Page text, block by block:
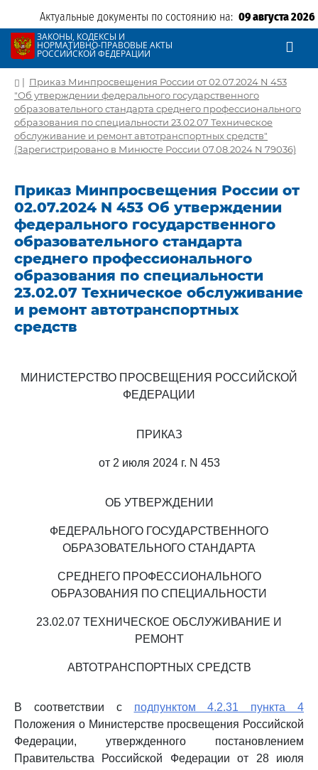
Актуальные документы по состоянию на: 09 августа 2026
ЗАКОНЫ, КОДЕКСЫ И
НОРМАТИВНО-ПРАВОВЫЕ АКТЫ
РОССИЙСКОЙ ФЕДЕРАЦИИ
| Приказ Минпросвещения России от 02.07.2024 N 453
"Об утверждении федерального государственного
образовательного стандарта среднего профессионального
образования по специальности 23.02.07 Техническое
обслуживание и ремонт автотранспортных средств"
(Зарегистрировано в Минюсте России 07.08.2024 N 79036)
Приказ Минпросвещения России от
02.07.2024 N 453 Об утверждении
федерального государственного
образовательного стандарта
среднего профессионального
образования по специальности
23.02.07 Техническое обслуживание
и ремонт автотранспортных
средств
МИНИСТЕРСТВО ПРОСВЕЩЕНИЯ РОССИЙСКОЙ
ФЕДЕРАЦИИ
ПРИКАЗ
от 2 июля 2024 г. N 453
ОБ УТВЕРЖДЕНИИ
ФЕДЕРАЛЬНОГО ГОСУДАРСТВЕННОГО
ОБРАЗОВАТЕЛЬНОГО СТАНДАРТА
СРЕДНЕГО ПРОФЕССИОНАЛЬНОГО
ОБРАЗОВАНИЯ ПО СПЕЦИАЛЬНОСТИ
23.02.07 ТЕХНИЧЕСКОЕ ОБСЛУЖИВАНИЕ И
РЕМОНТ
АВТОТРАНСПОРТНЫХ СРЕДСТВ
В соответствии с подпунктом 4.2.31 пункта 4
Положения о Министерстве просвещения Российской
Федерации, утвержденного постановлением
Правительства Российской Федерации от 28 июля